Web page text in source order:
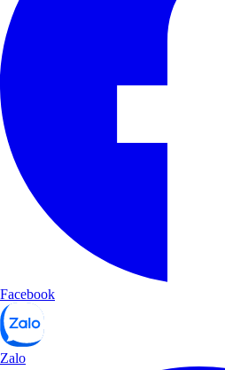
Facebook
Zalo